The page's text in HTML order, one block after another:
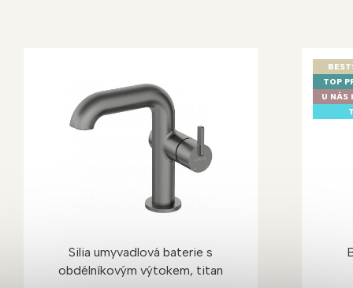
Silia umyvadlová baterie s
obdélníkovým výtokem, titan
TOP
U NÁS